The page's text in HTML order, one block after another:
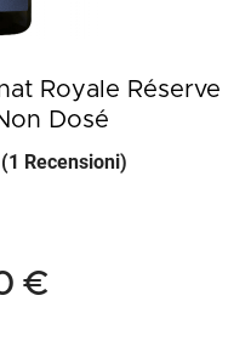
Royale Réserve
Dosé
(1 Recensioni)
€